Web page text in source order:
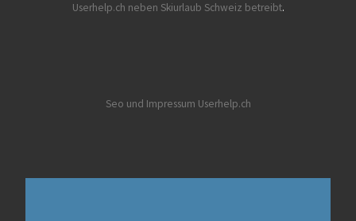
Userhelp.ch neben Skiurlaub Schweiz betreibt.
Seo und Impressum Userhelp.ch